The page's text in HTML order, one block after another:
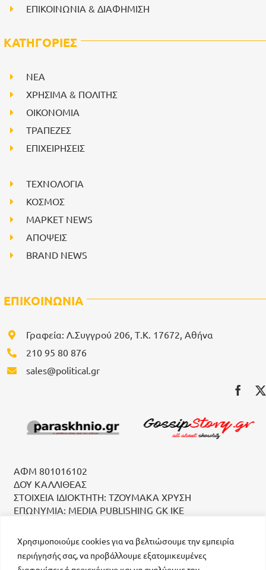
Χρησιμοποιούμε cookies για να βελτιώσουμε την εμπειρία
περιήγησής σας, να προβάλλουμε εξατομικευμένες
ΕΠΙΚΟΙΝΩΝΙΑ & ΔΙΑΦΗΜΙΣΗ
ΚΑΤΗΓΟΡΙΕΣ
NEA
ΧΡΗΣΙΜΑ & ΠΟΛΙΤΗΣ
ΟΙΚΟΝΟΜΙΑ
ΤΡΑΠΕΖΕΣ
ΕΠΙΧΕΙΡΗΣΕΙΣ
ΤΕΧΝΟΛΟΓΙΑ
ΚΟΣΜΟΣ
ΜΑΡΚΕΤ NEWS
ΑΠΟΨΕΙΣ
BRAND NEWS
ΕΠΙΚΟΙΝΩΝΙΑ
Γραφεία: Λ.Συγγρού 206, Τ.Κ. 17672, Αθήνα
210 95 80 876
sales@political.gr
ΑΦΜ 801016102
ΔΟΥ ΚΑΛΛΙΘΕΑΣ
ΣΤΟΙΧΕΙΑ ΙΔΙΟΚΤΗΤΗ: ΤΖΟΥΜΑΚΑ ΧΡΥΣΗ
ΕΠΩΝΥΜΙΑ: MEDIA PUBLISHING GK IKE